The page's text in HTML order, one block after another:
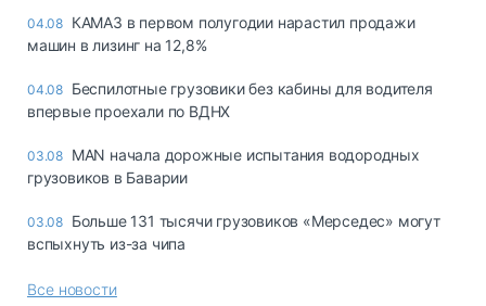
04.08 КАМАЗ в первом полугодии нарастил продажи
машин в лизинг на 12,8%
04.08 Беспилотные грузовики без кабины для водителя
впервые проехали по ВДНХ
03.08 MAN начала дорожные испытания водородных
грузовиков в Баварии
03.08 Больше 131 тысячи грузовиков «Мерседес» могут
вспыхнуть из-за чипа
Все новости